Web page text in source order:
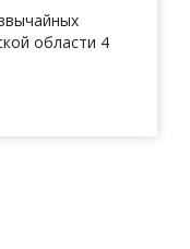
области 4